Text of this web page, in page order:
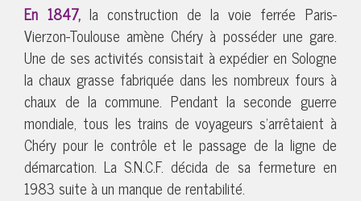
En 1847, la construction de la voie ferrée Paris-
Vierzon-Toulouse amène Chéry à posséder une gare.
Une de ses activités consistait à expédier en Sologne
la chaux grasse fabriquée dans les nombreux fours à
chaux de la commune. Pendant la seconde guerre
mondiale, tous les trains de voyageurs s’arrêtaient à
Chéry pour le contrôle et le passage de la ligne de
démarcation. La S.N.C.F. décida de sa fermeture en
1983 suite à un manque de rentabilité.